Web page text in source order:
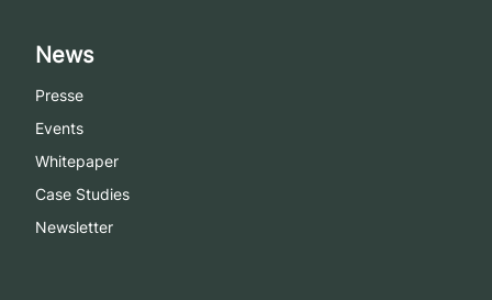
News
Presse
Events
Whitepaper
Case Studies
Newsletter